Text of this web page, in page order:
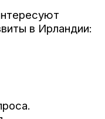
в Ирландии: